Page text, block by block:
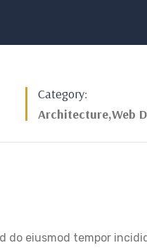
Category:
Architecture,Web
eiusmod tempor